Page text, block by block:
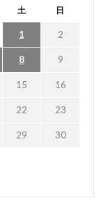
土 日
1 2
8 9
15 16
22 23
29 30